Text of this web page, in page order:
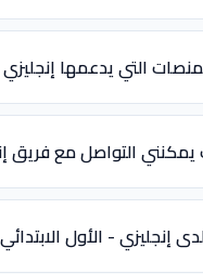
التي يدعمها إنجليزي
التواصل مع فريق
إنجليزي - الأول